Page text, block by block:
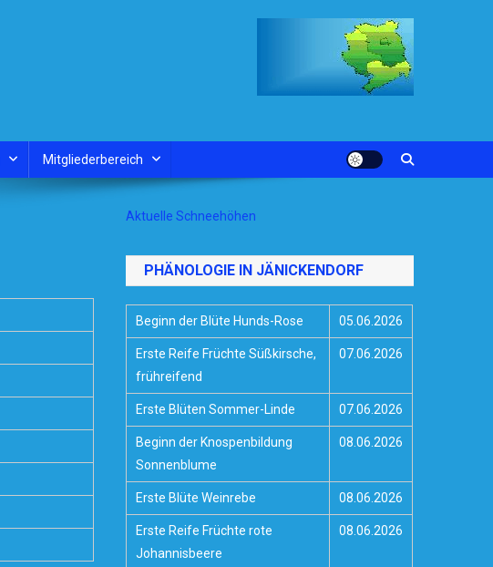
Mitgliederbereich
Aktuelle Schneehöhen
PHÄNOLOGIE IN JÄNICKENDORF
Beginn der Blüte Hunds-Rose 05.06.2026
Erste Reife Früchte Süßkirsche,
frühreifend
07.06.2026
Erste Blüten Sommer-Linde 07.06.2026
Beginn der Knospenbildung
Sonnenblume
08.06.2026
Erste Blüte Weinrebe 08.06.2026
Erste Reife Früchte rote
Johannisbeere
08.06.2026